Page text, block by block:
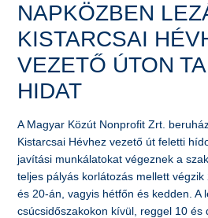
NAPKÖZBEN
KISTARCSAI
VEZETŐ ÚTON
HIDAT
A Magyar Közút Nonprofit Zrt.
Kistarcsai Hévhez vezető út feletti
javítási munkálatokat végeznek a
teljes pályás korlátozás mellett
és 20-án, vagyis hétfőn és kedden. A
csúcsidőszakokon kívül, reggel 10 és